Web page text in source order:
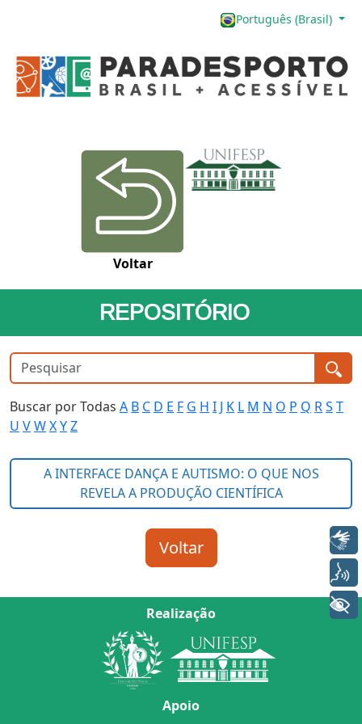
Português (Brasil)
Voltar
REPOSITÓRIO
Buscar por Todas A B C D E F G H I J K L M N O P Q RS T
U VWXYZ
Realização
Apoio